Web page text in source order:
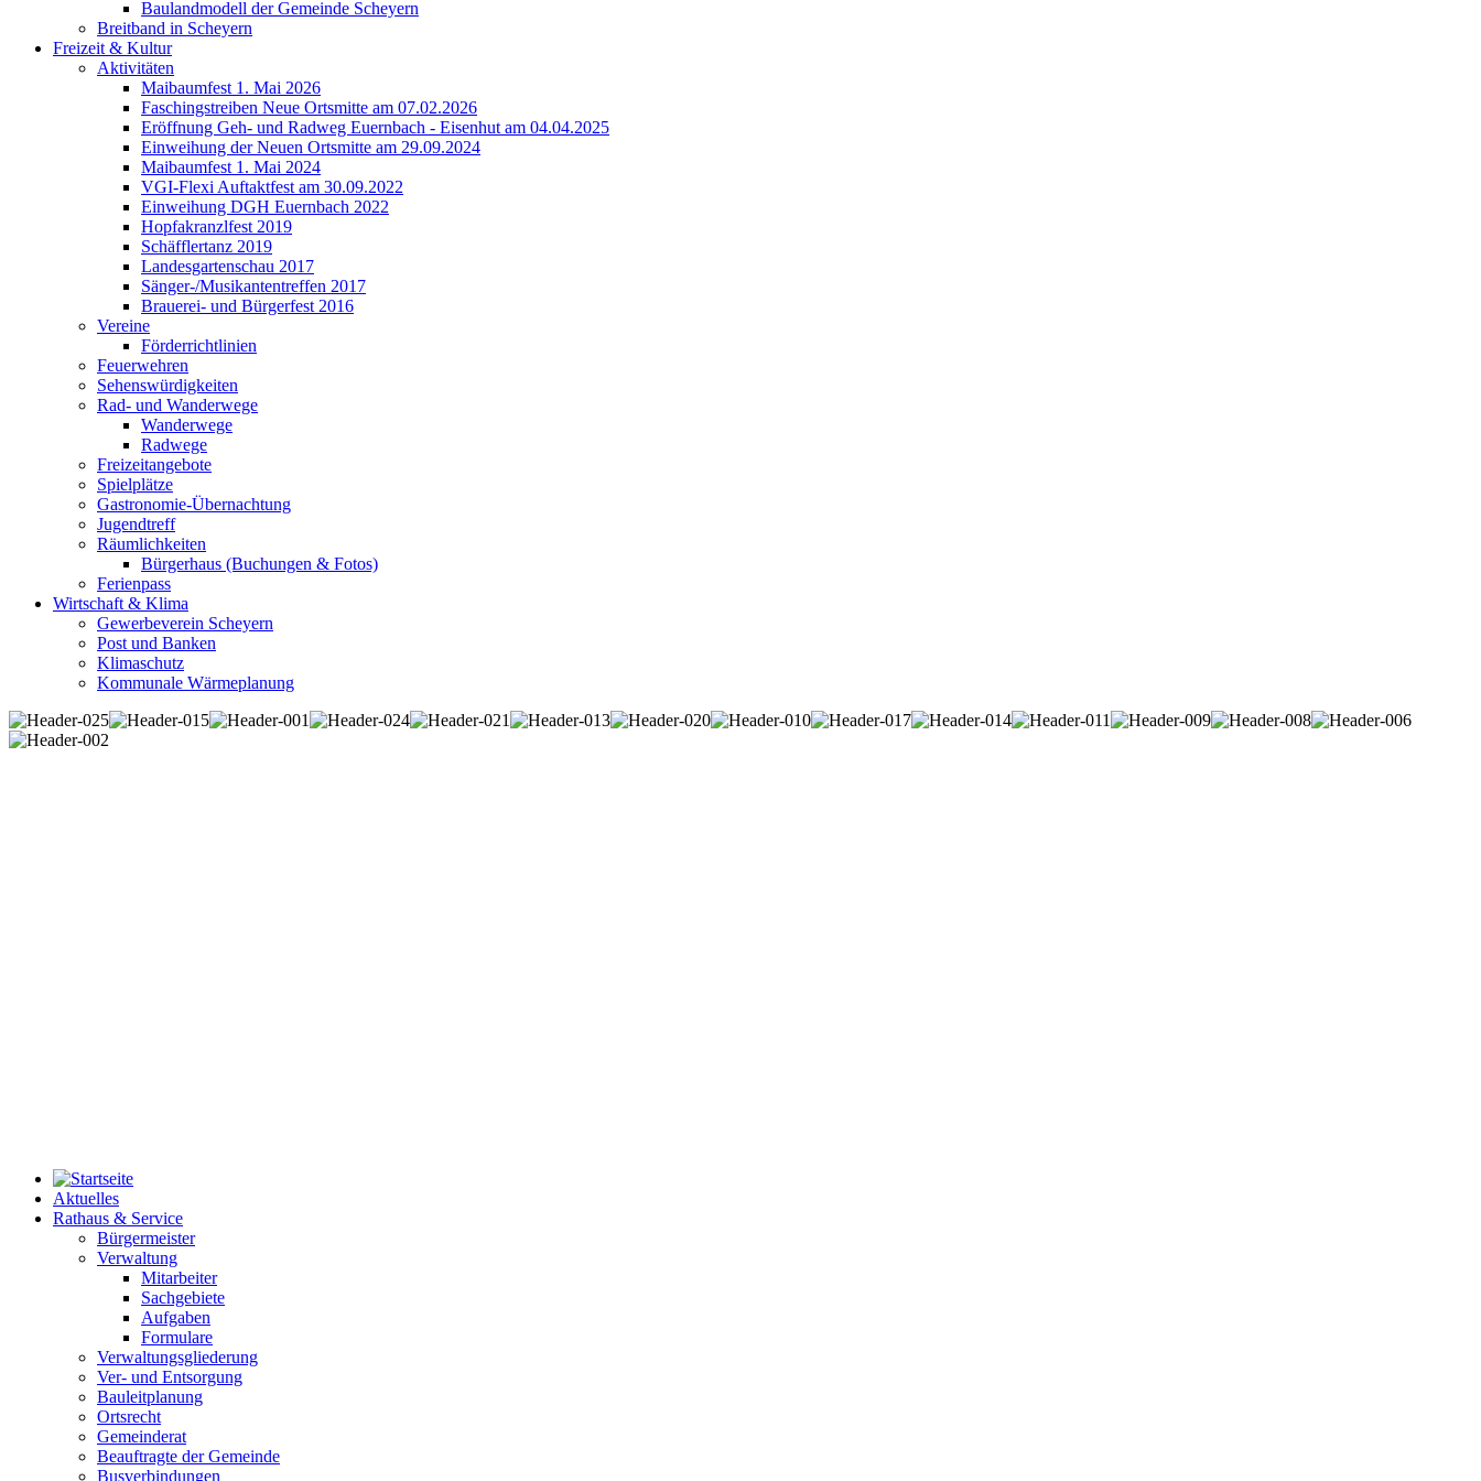
Baulandmodell der Gemeinde Scheyern
Breitband in Scheyern
Freizeit & Kultur
Aktivitäten
Maibaumfest 1. Mai 2026
Faschingstreiben Neue Ortsmitte am 07.02.2026
Eröffnung Geh- und Radweg Euernbach - Eisenhut am 04.04.2025
Einweihung der Neuen Ortsmitte am 29.09.2024
Maibaumfest 1. Mai 2024
VGI-Flexi Auftaktfest am 30.09.2022
Einweihung DGH Euernbach 2022
Hopfakranzlfest 2019
Schäfflertanz 2019
Landesgartenschau 2017
Sänger-/Musikantentreffen 2017
Brauerei- und Bürgerfest 2016
Vereine
Förderrichtlinien
Feuerwehren
Sehenswürdigkeiten
Rad- und Wanderwege
Wanderwege
Radwege
Freizeitangebote
Spielplätze
Gastronomie-Übernachtung
Jugendtreff
Räumlichkeiten
Bürgerhaus (Buchungen & Fotos)
Ferienpass
Wirtschaft & Klima
Gewerbeverein Scheyern
Post und Banken
Klimaschutz
Kommunale Wärmeplanung
Aktuelles
Rathaus & Service
Bürgermeister
Verwaltung
Mitarbeiter
Sachgebiete
Aufgaben
Formulare
Verwaltungsgliederung
Ver- und Entsorgung
Bauleitplanung
Ortsrecht
Gemeinderat
Beauftragte der Gemeinde
Busverbindungen